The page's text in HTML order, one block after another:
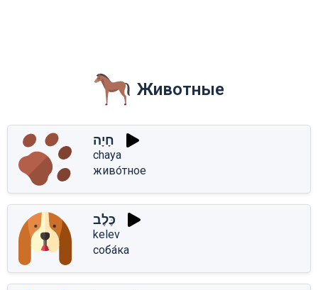
Животные
חָיָה
chaya
живо́тное
כֶּלֶב
kelev
соба́ка